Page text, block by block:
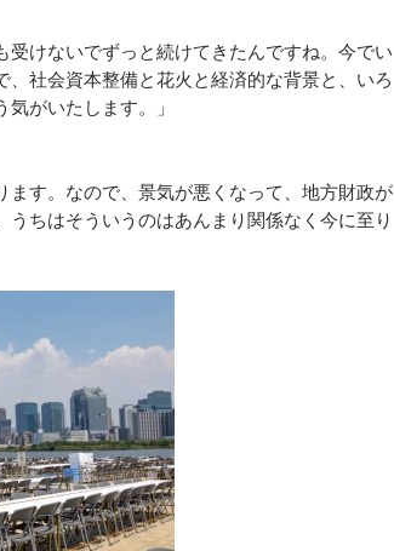
けないでずっと続けてきたんですね。今でい
社会資本整備と花火と経済的な背景と、いろ
がいたします。」
す。なので、景気が悪くなって、地方財政が
ちはそういうのはあんまり関係なく今に至り